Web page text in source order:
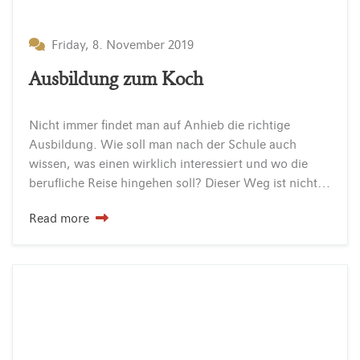
Friday, 8. November 2019
Ausbildung zum Koch
Nicht immer findet man auf Anhieb die richtige
Ausbildung. Wie soll man nach der Schule auch
wissen, was einen wirklich interessiert und wo die
berufliche Reise hingehen soll? Dieser Weg ist nicht immer einfach aber es gibt auch eine gute…
Read more